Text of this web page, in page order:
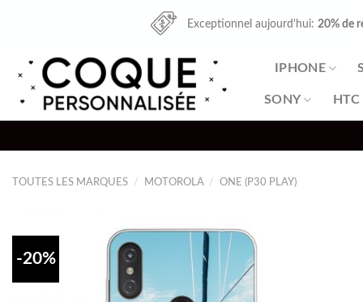
Exceptionnel aujourd'hui:20% de
IPHONE
SONY HTC
TOUTES LES MARQUES / MOTOROLA / ONE (P30 PLAY)
-20%